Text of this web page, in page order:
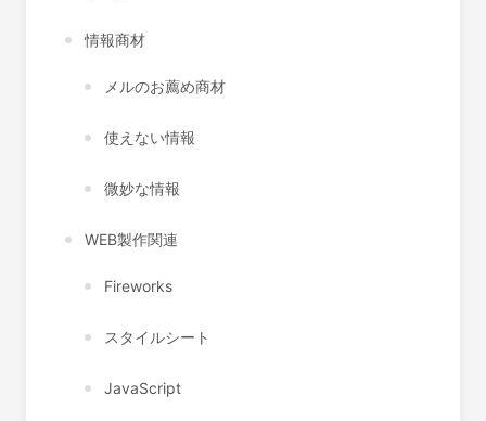
情報商材
メルのお薦め商材
使えない情報
微妙な情報
WEB製作関連
Fireworks
スタイルシート
JavaScript